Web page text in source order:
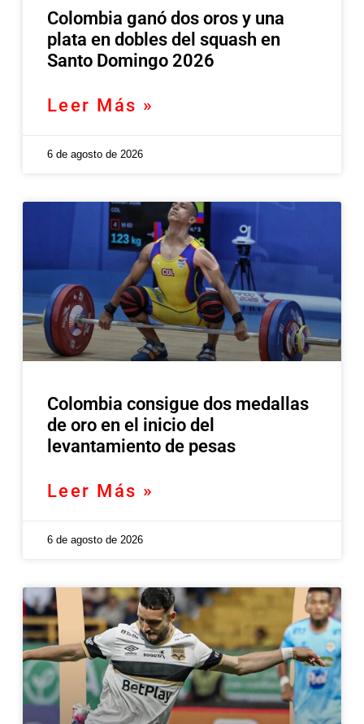
Colombia ganó dos oros y una
plata en dobles del squash en
Santo Domingo 2026
Leer Más »
6 de agosto de 2026
Colombia consigue dos medallas
de oro en el inicio del
levantamiento de pesas
Leer Más »
6 de agosto de 2026